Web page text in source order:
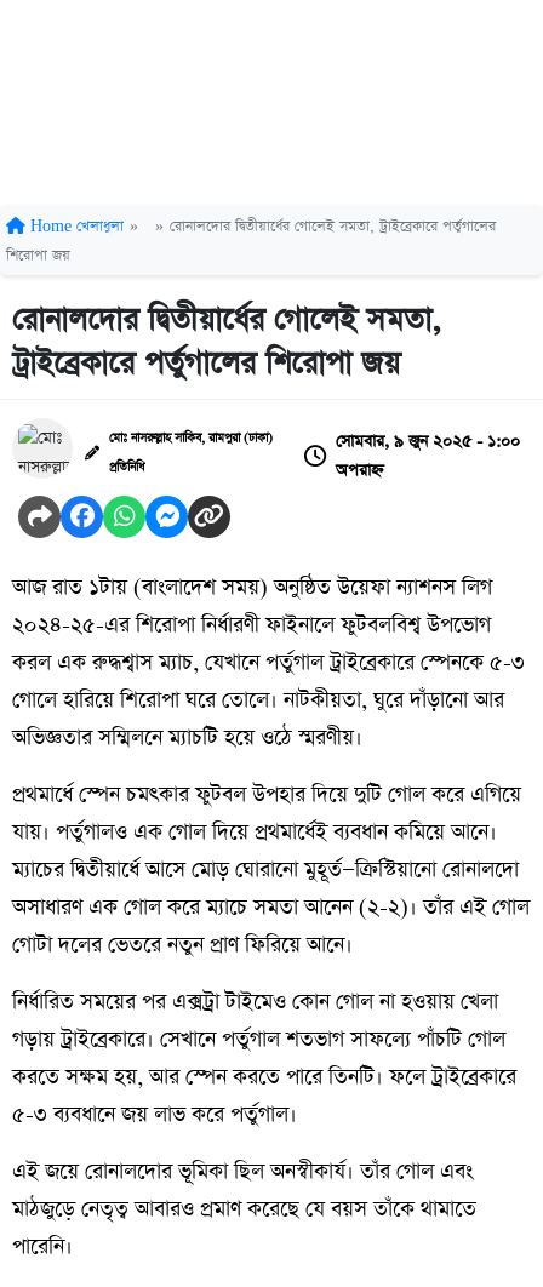
Home খেলাধুলা » » রোনালদোর দ্বিতীয়ার্ধের গোলেই সমতা, ট্রাইব্রেকারে পর্তুগালের
শিরোপা জয়
রোনালদোর দ্বিতীয়ার্ধের গোলেই সমতা,
ট্রাইব্রেকারে পর্তুগালের শিরোপা জয়
মোঃ নাসরুল্লাহ সাকিব, রামপুরা (ঢাকা)
প্রতিনিধি
সোমবার, ৯ জুন ২০২৫ - ১:০০
অপরাহ্ন
আজ রাত ১টায় (বাংলাদেশ সময়) অনুষ্ঠিত উয়েফা ন্যাশনস লিগ
২০২৪-২৫-এর শিরোপা নির্ধারণী ফাইনালে ফুটবলবিশ্ব উপভোগ
করল এক রুদ্ধশ্বাস ম্যাচ, যেখানে পর্তুগাল ট্রাইব্রেকারে স্পেনকে ৫-৩
গোলে হারিয়ে শিরোপা ঘরে তোলে। নাটকীয়তা, ঘুরে দাঁড়ানো আর
অভিজ্ঞতার সম্মিলনে ম্যাচটি হয়ে ওঠে স্মরণীয়।
প্রথমার্ধে স্পেন চমৎকার ফুটবল উপহার দিয়ে দুটি গোল করে এগিয়ে
যায়। পর্তুগালও এক গোল দিয়ে প্রথমার্ধেই ব্যবধান কমিয়ে আনে।
ম্যাচের দ্বিতীয়ার্ধে আসে মোড় ঘোরানো মুহূর্ত—ক্রিস্টিয়ানো রোনালদো
অসাধারণ এক গোল করে ম্যাচে সমতা আনেন (২-২)। তাঁর এই গোল
গোটা দলের ভেতরে নতুন প্রাণ ফিরিয়ে আনে।
নির্ধারিত সময়ের পর এক্সট্রা টাইমেও কোন গোল না হওয়ায় খেলা
গড়ায় ট্রাইব্রেকারে। সেখানে পর্তুগাল শতভাগ সাফল্যে পাঁচটি গোল
করতে সক্ষম হয়, আর স্পেন করতে পারে তিনটি। ফলে ট্রাইব্রেকারে
৫-৩ ব্যবধানে জয় লাভ করে পর্তুগাল।
এই জয়ে রোনালদোর ভূমিকা ছিল অনস্বীকার্য। তাঁর গোল এবং
মাঠজুড়ে নেতৃত্ব আবারও প্রমাণ করেছে যে বয়স তাঁকে থামাতে
পারেনি।